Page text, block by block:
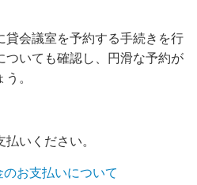
貸会議室を予約する手続きを行
ついても確認し、円滑な予約が
。
いください。
のお支払いについて